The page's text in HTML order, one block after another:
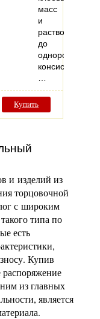
масс
и
растворов
до
однородной
консистенции.
Купить
и изделий из
торцовочной
с широким
типа по
есть
Купив
из главных
является